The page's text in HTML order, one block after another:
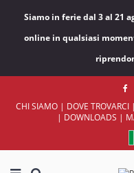
Siamo in ferie dal 3 al 21
online in qualsiasi
CHI SIAMO| DOVE TROVARCI|
| DOWNLOADS |